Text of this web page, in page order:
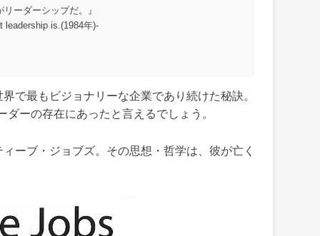
ーダーシップだ。』
leadership is.(1984年)-
で最もビジョナリーな企業であり続けた秘訣。
ーの存在にあったと言えるでしょう。
ーブ・ジョブズ。その思想・哲学は、彼が亡く